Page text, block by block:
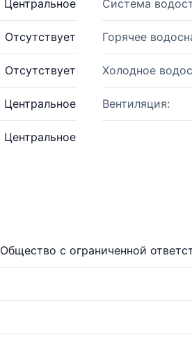
Центральное Система
Отсутствует Горячее
Отсутствует Холодное
Центральное Вентиляция:
Центральное
Общество с ограниченной